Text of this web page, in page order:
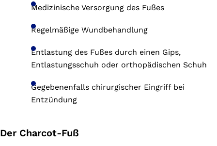
Medizinische Versorgung des Fußes
Regelmäßige Wundbehandlung
Entlastung des Fußes durch einen Gips,
Entlastungsschuh oder orthopädischen Schuh
Gegebenenfalls chirurgischer Eingriff bei
Entzündung
Der Charcot-Fuß